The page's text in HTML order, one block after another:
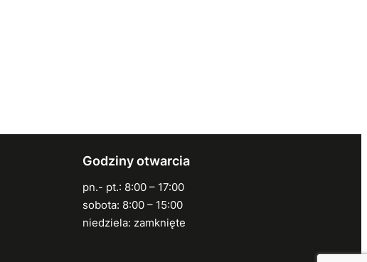
Godziny otwarcia
pn.- pt.: 8:00 – 17:00
sobota: 8:00 – 15:00
niedziela: zamknięte